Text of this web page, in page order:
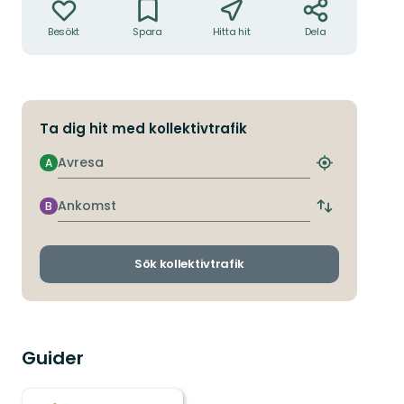
Besökt Spara Hitta hit Dela
Ta dig hit med kollektivtrafik
Avresa
A
Hitta
hållplats
Ankomst
B
Byt
och
Sök kollektivtrafik
Guider